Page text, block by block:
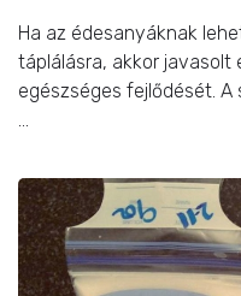
Ha az édesanyáknak
táplálásra, akkor javasolt
egészséges fejlődését.
...